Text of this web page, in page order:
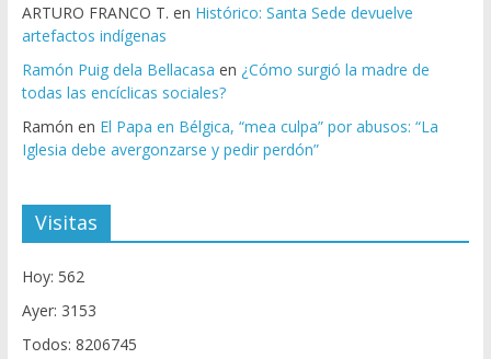
ARTURO FRANCO T. en Histórico: Santa Sede devuelve
artefactos indígenas
Ramón Puig dela Bellacasa en ¿Cómo surgió la madre de
todas las encíclicas sociales?
Ramón en El Papa en Bélgica, “mea culpa” por abusos: “La
Iglesia debe avergonzarse y pedir perdón”
Visitas
Hoy: 562
Ayer: 3153
Todos: 8206745